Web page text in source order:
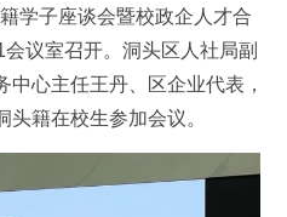
籍学子座谈会暨校政企人才合
议室召开。洞头区人社局副
中心主任王丹、区企业代表，
籍在校生参加会议。